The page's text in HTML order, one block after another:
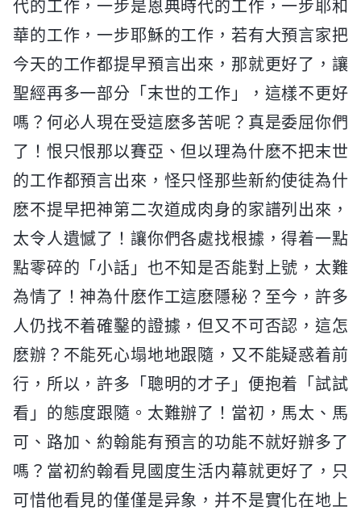
代的工作，一步是恩典時代的工作，一步耶和
華的工作，一步耶穌的工作，若有大預言家把
今天的工作都提早預言出來，那就更好了，讓
聖經再多一部分「末世的工作」，這樣不更好
嗎？何必人現在受這麽多苦呢？真是委屈你們
了！恨只恨那以賽亞、但以理為什麽不把末世
的工作都預言出來，怪只怪那些新約使徒為什
麽不提早把神第二次道成肉身的家譜列出來，
太令人遺憾了！讓你們各處找根據，得着一點
點零碎的「小話」也不知是否能對上號，太難
為情了！神為什麽作工這麽隱秘？至今，許多
人仍找不着確鑿的證據，但又不可否認，這怎
麽辦？不能死心塌地地跟隨，又不能疑惑着前
行，所以，許多「聰明的才子」便抱着「試試
看」的態度跟隨。太難辦了！當初，馬太、馬
可、路加、約翰能有預言的功能不就好辦多了
嗎？當初約翰看見國度生活内幕就更好了，只
可惜他看見的僅僅是异象，并不是實化在地上